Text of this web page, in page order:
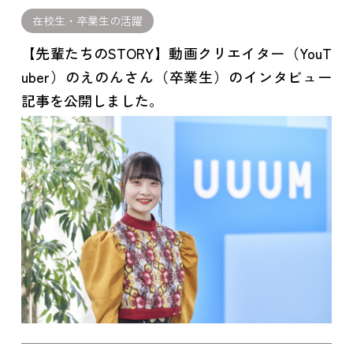
在校生・卒業生の活躍
【先輩たちのSTORY】動画クリエイター（YouT
uber）のえのんさん（卒業生）のインタビュー
記事を公開しました。